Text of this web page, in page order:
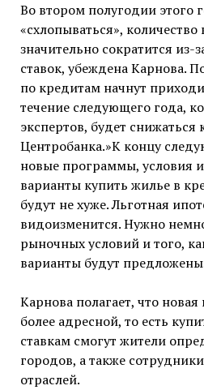
Во втором полугодии этого
«схлопываться»,
значительно сократится из-
ставок, убеждена Карнова.
по кредитам начнут
течение следующего года,
экспертов, будет снижаться
Центробанка.»К концу
новые программы, условия
варианты купить жилье в
будут не хуже. Льготная
видоизменится. Нужно
рыночных условий и того,
варианты будут
Карнова полагает, что
более адресной, то есть
ставкам смогут жители
городов, а также
отраслей.